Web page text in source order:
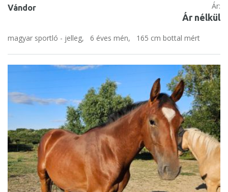
Vándor Ár:
Ár nélkül
magyar sportló - jelleg, 6 éves mén, 165 cm bottal mért